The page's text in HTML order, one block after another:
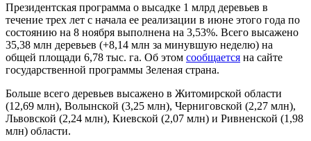
Президентская программа о высадке 1 млрд деревьев в
течение трех лет с начала ее реализации в июне этого года по
состоянию на 8 ноября выполнена на 3,53%. Всего высажено
35,38 млн деревьев (+8,14 млн за минувшую неделю) на
общей площади 6,78 тыс. га. Об этом сообщается на сайте
государственной программы Зеленая страна.
Больше всего деревьев высажено в Житомирской области
(12,69 млн), Волынской (3,25 млн), Черниговской (2,27 млн),
Львовской (2,24 млн), Киевской (2,07 млн) и Ривненской (1,98
млн) области.